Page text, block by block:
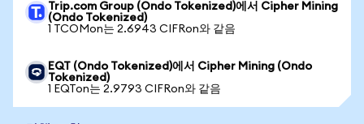
Trip.com Group (Ondo Tokenized)에서 Cipher Mining
(Ondo Tokenized)
1 TCOMon는 2.6943 CIFRon와 같음
EQT (Ondo Tokenized)에서 Cipher Mining (Ondo
Tokenized)
1 EQTon는 2.9793 CIFRon와 같음